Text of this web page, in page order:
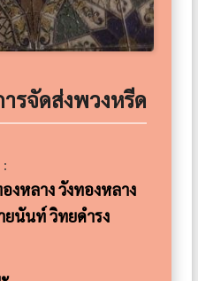
รจัดส่งพวงหรีด
งหลาง วังทองหลาง
ยนันท์ วิทยดำรง